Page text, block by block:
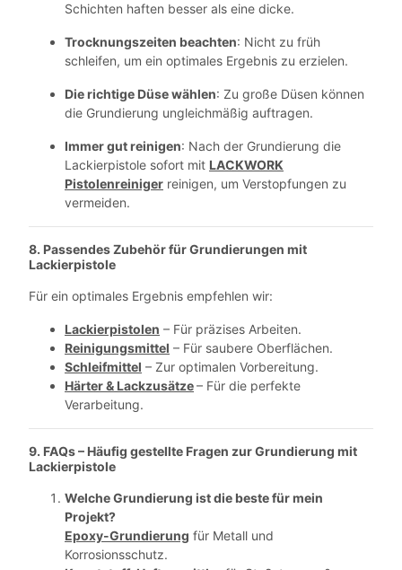
Schichten haften besser als eine dicke.
Trocknungszeiten beachten: Nicht zu früh
schleifen, um ein optimales Ergebnis zu erzielen.
Die richtige Düse wählen: Zu große Düsen können
die Grundierung ungleichmäßig auftragen.
Immer gut reinigen: Nach der Grundierung die
Lackierpistole sofort mit LACKWORK
Pistolenreiniger reinigen, um Verstopfungen zu
vermeiden.
8. Passendes Zubehör fürGrundierungen mit
Lackierpistole
Für ein optimales Ergebnis empfehlen wir:
Lackierpistolen – Für präzises Arbeiten.
Reinigungsmittel – Für saubere Oberflächen.
Schleifmittel – Zur optimalen Vorbereitung.
Härter & Lackzusätze– Für die perfekte
Verarbeitung.
9. FAQs – Häufig gestellte Fragen zur Grundierung mit
Lackierpistole
Welche Grundierung ist die beste für mein
Projekt?
Epoxy-Grundierung für Metall und
Korrosionsschutz.